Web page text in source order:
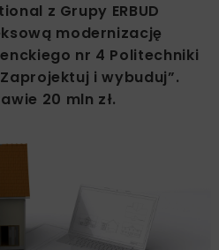
z Grupy ERBUD
modernizację
nr 4 Politechniki
i wybuduj”.
20 mln zł.